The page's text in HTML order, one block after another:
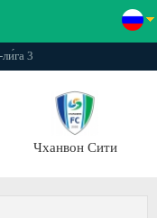
3
Чханвон Сити